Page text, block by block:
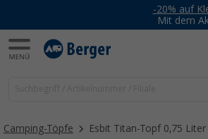
-20% auf Kleidung und
Mit dem Aktionscode
Camping-Töpfe Esbit Titan-Topf 0,75 Liter